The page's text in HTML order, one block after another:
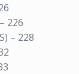
226
– 228